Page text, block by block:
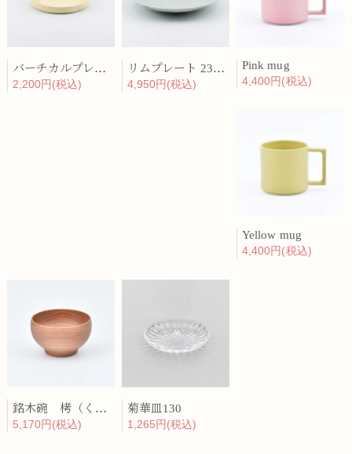
バーチカルプレート 15cm 化粧土
2,200円(税込)
リムプレート 23cm 呉須散
4,950円(税込)
Pink mug
4,400円(税込)
Yellow mug
4,400円(税込)
銘木碗 栲（くるみ）
5,170円(税込)
菊華皿130
1,265円(税込)